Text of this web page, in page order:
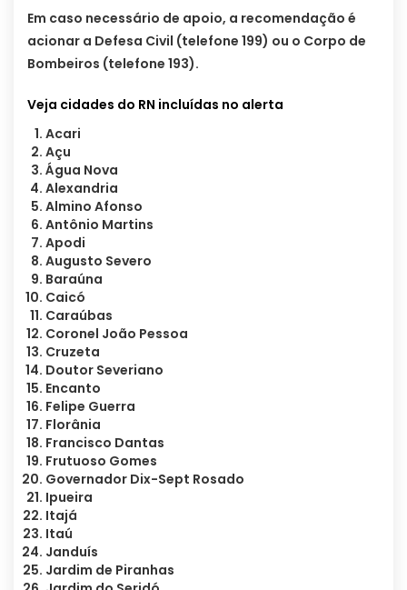
Em caso necessário de apoio, a recomendação é
acionar a Defesa Civil (telefone 199) ou o Corpo de
Bombeiros (telefone 193).
Veja cidades do RN incluídas no alerta
Acari
Açu
Água Nova
Alexandria
Almino Afonso
Antônio Martins
Apodi
Augusto Severo
Baraúna
Caicó
Caraúbas
Coronel João Pessoa
Cruzeta
Doutor Severiano
Encanto
Felipe Guerra
Florânia
Francisco Dantas
Frutuoso Gomes
Governador Dix-Sept Rosado
Ipueira
Itajá
Itaú
Janduís
Jardim de Piranhas